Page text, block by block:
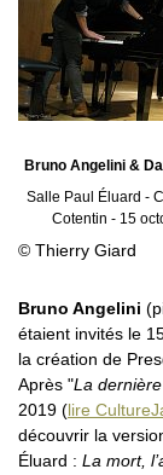
Bruno Angelini &
Salle Paul Éluard -
Cotentin - 15
© Thierry Giard
Bruno Angelini
étaient invités le
la création de
Après "La
2019 (lire
découvrir la
Éluard : La mort,